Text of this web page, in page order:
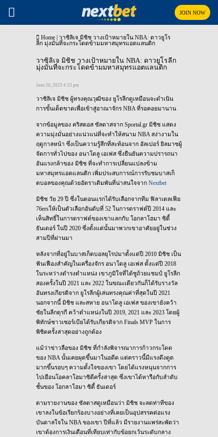
JOIN NOW
Home วาซิลิเจ มิชิช วางเป้าหมายใน NBA: ดาวยูโร
ลีก มุ่งมั่นที่จะกระโดดข้ามมหาสมุทรแอตแลนติก
วาซิลิเจ มิชิช วางเป้าหมายใน NBA: ดาวยูโรลีก
มุ่งมั่นที่จะกระโดดข้ามมหาสมุทรแอตแลนติก
June 26, 2023 4:53 pm
วาซิลิเจ มิชิช ผู้ทรงคุณวุฒิของ ยูโรลีกดูเหมือนจะดำเนิน
การขั้นเด็ดขาดเพื่อเข้าสู่อาณาจักร NBA ที่รอคอยมานาน
จากข้อมูลของ คริสตอส ซัลตาสจาก Sportal.gr มิชิช แสดง
ความมุ่งมั่นอย่างแน่วแน่ที่จะทำให้สนาม NBA สง่างามใน
ฤดูกาลหน้า ซึ่งเป็นความรู้สึกที่สะท้อนจาก อัลเปอร์ ยิลมาซผู้
จัดการทั่วไปของ อนาโดลู เอเฟส ซึ่งยืนยันความปรารถนา
อันแรงกล้าของ มิชิช ที่จะทำการเปลี่ยนแปลงข้าม
มหาสมุทรแอตแลนติก เพิ่มประสบการณ์การรับชมบาสเก็
ตบอลของคุณด้วยอัตราเดิมพันที่น่าสนใจจาก Nextbet
มิชิช วัย 29 ปี ซึ่งในตอนแรกได้รับเลือกจากทีม ฟิลาเดลเฟีย
76ersให้เป็นตัวเลือกอันดับที่ 52 ในการดราฟต์ปี 2014 และ
เห็นสิทธิ์ในการดราฟต์ของเขาแลกกับ โอกลาโฮมา ซิตี้
ธันเดอร์ ในปี 2020 ซึ่งตั้งแต่นั้นมาพวกเขาอาศัยอยู่ในช่วง
สามปีที่ผ่านมา
หลังจากที่อยู่ในบาสเก็ตบอลยุโรปมาตั้งแต่ปี 2010 มิชิช เป็น
ฟันเฟืองสำคัญในเครื่องจักร อนาโดลู เอเฟส ตั้งแต่ปี 2018
ในระหว่างดำรงตำแหน่ง เขาภูมิใจที่ได้ชูถ้วยแชมป์ ยูโรลีก
สองครั้งในปี 2021 และ 2022 ในขณะเดียวกันก็ได้รับรางวัล
อันทรงเกียรติจาก ยูโรลีกผู้เล่นทรงคุณค่าที่สุดในปี 2021
นอกจากนี้ มิชิช และสหาย อนาโดลู เอเฟส ของเขายังคว้า
ชัยในลีกตุรกี คว้าตำแหน่งในปี 2019, 2021 และ 2023 โดยผู้
พิทักษ์ชาวเซอร์เบียได้รับเกียรติจาก Finals MVP ในการ
พิชิตครั้งล่าสุดอย่างถูกต้อง
แม้ว่าข่าวลือของ มิชิช ที่กำลังพิจารณาการก้าวกระโดด
ของ NBA นั้นเคยผุดขึ้นมาในอดีต แต่คราวนี้มีแรงดึงดูด
มากขึ้นรอบๆ ความตั้งใจของเขา โดยได้แรงหนุนจากการ
ไปเยือนโอคลาโฮมาซิตีครั้งล่าสุด ซึ่งเขาได้หารือกับลำดับ
ชั้นของ โอกลาโฮมา ซิตี้ ธันเดอร์
ตามรายงานของ ซัลตาสดูเหมือนว่า มิชิช จะลดท่าทีของ
เขาลงในข้อเรียกร้องบางอย่างที่เคยเป็นอุปสรรคต่อแรง
บันดาลใจใน NBA ของเขา ปีที่แล้ว มีรายงานแพร่สะพัดว่า
เขาต้องการเงินเดือนที่เทียบเท่ากับข้อยกเว้นระดับกลาง